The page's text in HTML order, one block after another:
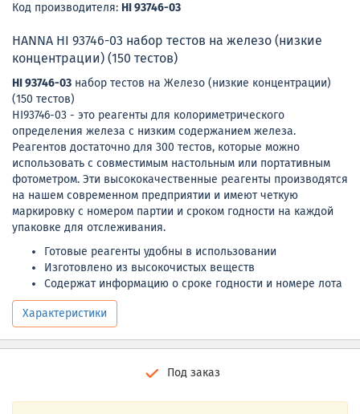
Код производителя: HI 93746-03
HANNA HI 93746-03 набор тестов на железо (низкие
концентрации) (150 тестов)
HI 93746-03 набор тестов на Железо (низкие концентрации)
(150 тестов)
HI93746-03 - это реагенты для колориметрического
определения железа с низким содержанием железа.
Реагентов достаточно для 300 тестов, которые можно
использовать с совместимым настольным или портативным
фотометром. Эти высококачественные реагенты производятся
на нашем современном предприятии и имеют четкую
маркировку с номером партии и сроком годности на каждой
упаковке для отслеживания.
Готовые реагенты удобны в использовании
Изготовлено из высокочистых веществ
Содержат информацию о сроке годности и номере лота
Характеристики
Под заказ